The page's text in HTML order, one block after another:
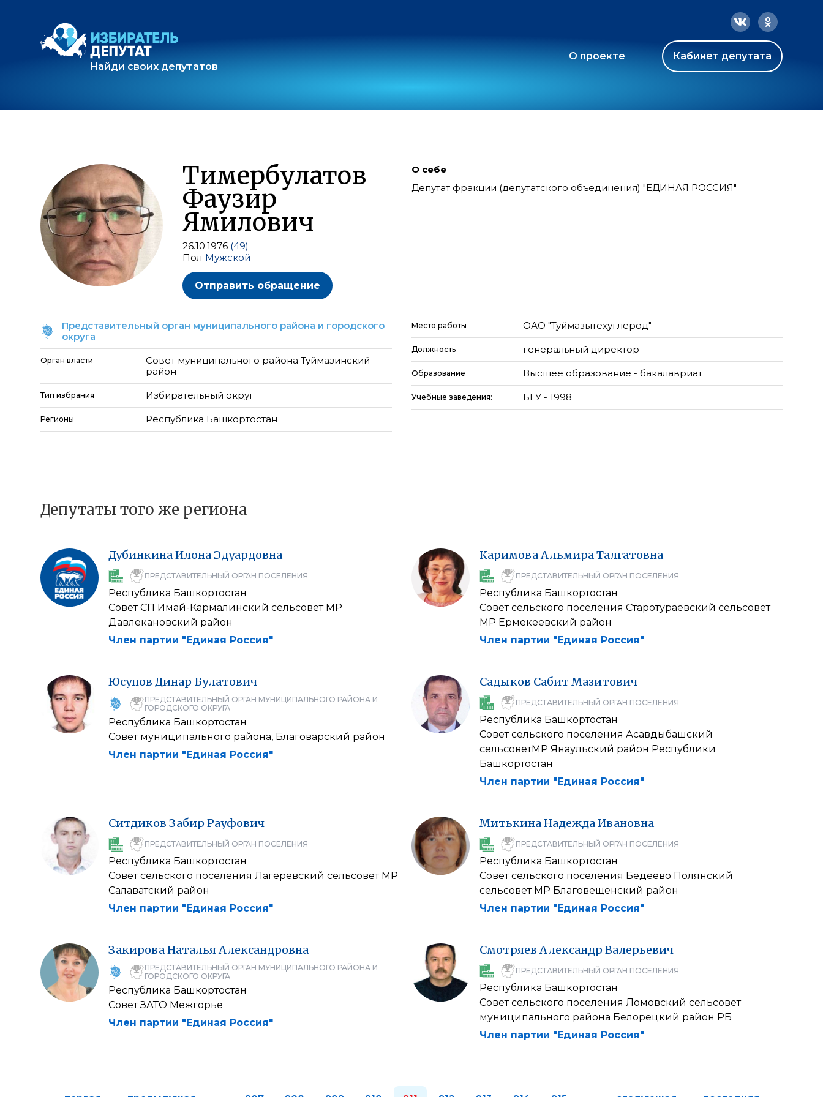
Найди своих депутатов
О проекте Кабинет депутата
Тимербулатов
Фаузир
Ямилович
26.10.1976 (49)
Пол Мужской
Отправить обращение
О себе
Депутат фракции (депутатского объединения) "ЕДИНАЯ РОССИЯ"
Представительный орган муниципального района и городского
округа
Орган власти
Совет муниципального района Туймазинский
район
Тип избрания Избирательный округ
Регионы Республика Башкортостан
Место работы ОАО "Туймазытехуглерод"
Должность генеральный директор
Образование Высшее образование - бакалавриат
Учебные заведения: БГУ - 1998
Депутаты того же региона
ДубинкинаИлона Эдуардовна
ПРЕДСТАВИТЕЛЬНЫЙ ОРГАН ПОСЕЛЕНИЯ
Республика Башкортостан
Совет СП Имай-Кармалинский сельсовет МР
Давлекановский район
Член партии "Единая Россия"
КаримоваАльмираТалгатовна
ПРЕДСТАВИТЕЛЬНЫЙ ОРГАН ПОСЕЛЕНИЯ
Республика Башкортостан
Совет сельского поселения Старотураевский сельсовет
МР Ермекеевский район
Член партии "Единая Россия"
Юсупов Динар Булатович
ПРЕДСТАВИТЕЛЬНЫЙ ОРГАН МУНИЦИПАЛЬНОГО РАЙОНА И
ГОРОДСКОГО ОКРУГА
Республика Башкортостан
Совет муниципального района, Благоварский район
Член партии "Единая Россия"
Садыков Сабит Мазитович
ПРЕДСТАВИТЕЛЬНЫЙ ОРГАН ПОСЕЛЕНИЯ
Республика Башкортостан
Совет сельского поселения Асавдыбашский
сельсоветМР Янаульский район Республики
Башкортостан
Член партии "Единая Россия"
Ситдиков Забир Рауфович
ПРЕДСТАВИТЕЛЬНЫЙ ОРГАН ПОСЕЛЕНИЯ
Республика Башкортостан
Совет сельского поселения Лагеревский сельсовет МР
Салаватский район
Член партии "Единая Россия"
МитькинаНадеждаИвановна
ПРЕДСТАВИТЕЛЬНЫЙ ОРГАН ПОСЕЛЕНИЯ
Республика Башкортостан
Совет сельского поселения Бедеево Полянский
сельсовет МР Благовещенский район
Член партии "Единая Россия"
ЗакироваНатальяАлександровна
ПРЕДСТАВИТЕЛЬНЫЙ ОРГАН МУНИЦИПАЛЬНОГО РАЙОНА И
ГОРОДСКОГО ОКРУГА
Республика Башкортостан
Совет ЗАТО Межгорье
Член партии "Единая Россия"
Смотряев Александр Валерьевич
ПРЕДСТАВИТЕЛЬНЫЙ ОРГАН ПОСЕЛЕНИЯ
Республика Башкортостан
Совет сельского поселения Ломовский сельсовет
муниципального района Белорецкий район РБ
Член партии "Единая Россия"